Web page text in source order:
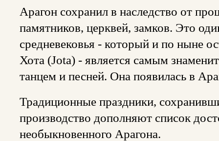
Арагон сохранил в наследство от
памятников, церквей, замков. Это
средневековья - который и по ныне
Хота (Jota) - является самым
танцем и песней. Она появилась в
Традиционные праздники,
производство дополняют список
необыкновенного Арагона.